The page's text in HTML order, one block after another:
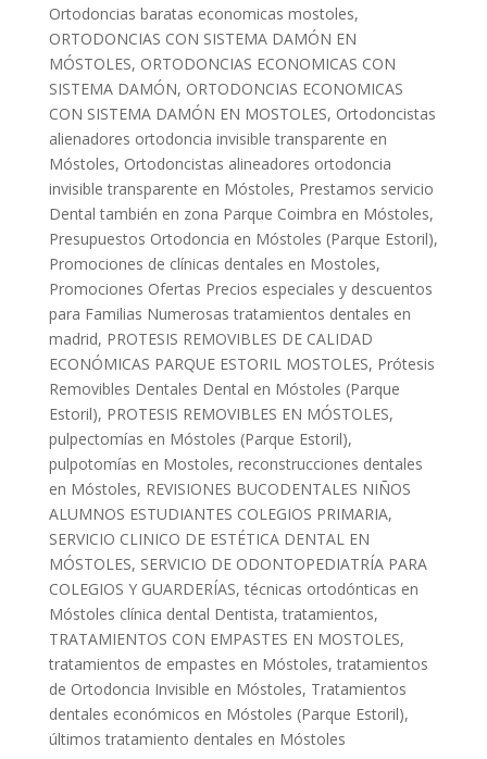
Ortodoncias baratas economicas mostoles,
ORTODONCIAS CON SISTEMA DAMÓN EN
MÓSTOLES, ORTODONCIAS ECONOMICAS CON
SISTEMA DAMÓN, ORTODONCIAS ECONOMICAS
CON SISTEMA DAMÓN EN MOSTOLES, Ortodoncistas
alienadores ortodoncia invisible transparente en
Móstoles, Ortodoncistas alineadores ortodoncia
invisible transparente en Móstoles, Prestamos servicio
Dental también en zona Parque Coimbra en Móstoles,
Presupuestos Ortodoncia en Móstoles (Parque Estoril),
Promociones de clínicas dentales en Mostoles,
Promociones Ofertas Precios especiales y descuentos
para Familias Numerosas tratamientos dentales en
madrid, PROTESIS REMOVIBLES DE CALIDAD
ECONÓMICAS PARQUE ESTORIL MOSTOLES, Prótesis
Removibles Dentales Dental en Móstoles (Parque
Estoril), PROTESIS REMOVIBLES EN MÓSTOLES,
pulpectomías en Móstoles (Parque Estoril),
pulpotomías en Mostoles, reconstrucciones dentales
en Móstoles, REVISIONES BUCODENTALES NIÑOS
ALUMNOS ESTUDIANTES COLEGIOS PRIMARIA,
SERVICIO CLINICO DE ESTÉTICA DENTAL EN
MÓSTOLES, SERVICIO DE ODONTOPEDIATRÍA PARA
COLEGIOS Y GUARDERÍAS,técnicas ortodónticas en
Móstoles clínica dental Dentista,tratamientos,
TRATAMIENTOS CON EMPASTES EN MOSTOLES,
tratamientos de empastes en Móstoles,tratamientos
de Ortodoncia Invisible en Móstoles, Tratamientos
dentales económicos en Móstoles (Parque Estoril),
últimos tratamiento dentales en Móstoles